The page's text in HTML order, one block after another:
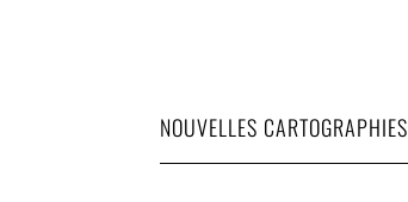
NOUVELLES CARTOGRAPHIES